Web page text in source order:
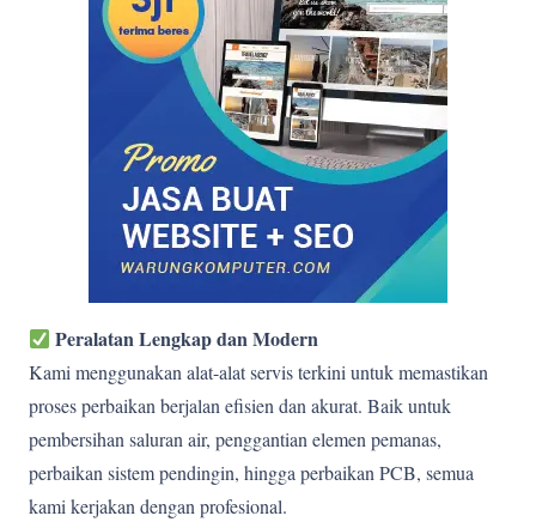
Peralatan Lengkap dan Modern
Kami menggunakan alat-alat servis terkini untuk memastikan
proses perbaikan berjalan efisien dan akurat. Baik untuk
pembersihan saluran air, penggantian elemen pemanas,
perbaikan sistem pendingin, hingga perbaikan PCB, semua
kami kerjakan dengan profesional.